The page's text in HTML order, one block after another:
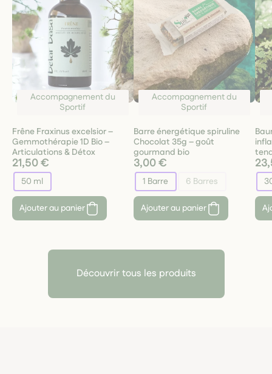
Accompagnement du
Sportif
Frêne Fraxinus excelsior –
Gemmothérapie 1D Bio –
Articulations & Détox
21,50 €
50 ml
Ajouter au panier
Accompagnement du
Sportif
Barre énergétique spiruline
Chocolat 35g – goût
gourmand bio
3,00 €
1 Barre 6 Barres
Ajouter au panier
Découvrir tous les produits